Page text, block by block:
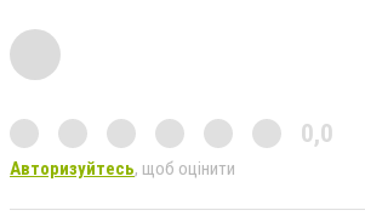
0,0
Авторизуйтесь, щоб оцінити